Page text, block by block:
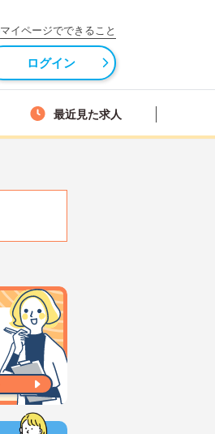
マイページでできること
ログイン
最近見た求人